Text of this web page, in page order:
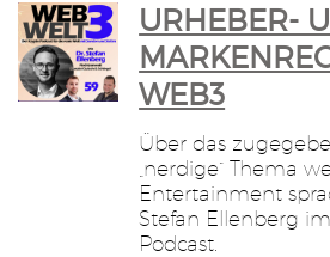
URHEBER-
WEB3
Über das
„nerdige“ Thema
Entertainment
Stefan Ellenberg
Podcast.